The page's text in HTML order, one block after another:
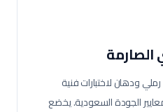
الصارمة
ودهانلاختبارات فنية
الجودة السعودية.يخضع